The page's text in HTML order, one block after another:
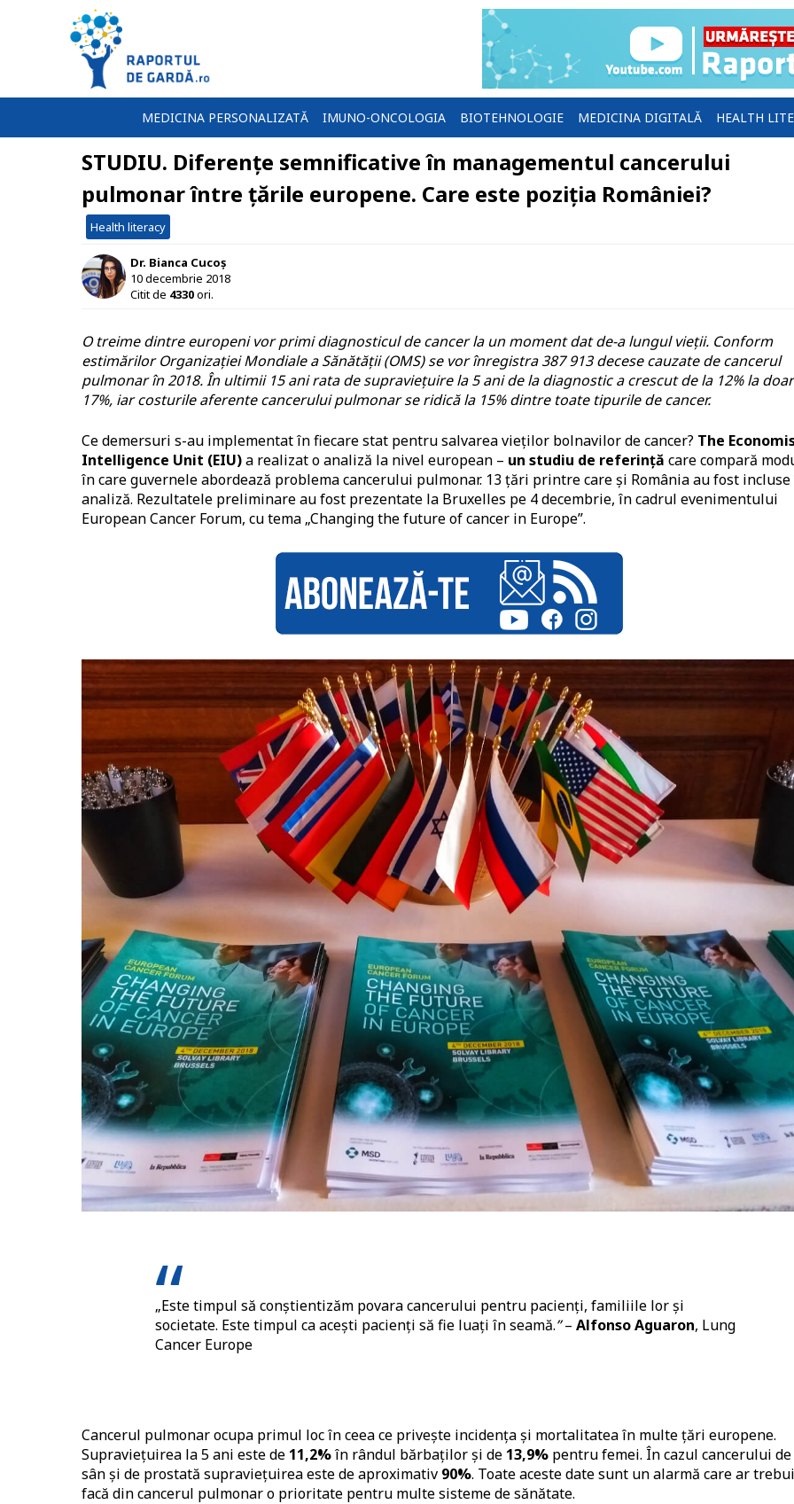
MEDICINA PERSONALIZATĂ IMUNO-ONCOLOGIA BIOTEHNOLOGIE MEDICINA DIGITALĂ HEALTH
STUDIU. Diferențe semnificative în managementul cancerului
pulmonar între țările europene. Care este poziția României?
Health literacy
Dr. Bianca Cucoș
10 decembrie 2018
Citit de 4330ori.
O treime dintre europeni vor primi diagnosticul de cancer la un moment dat de-a lungul vieții. Conform
estimărilor Organizației Mondiale a Sănătății (OMS) se vor înregistra 387 913 decese cauzate de cancerul
pulmonar în 2018. În ultimii 15 ani rata de supraviețuire la 5 ani de la diagnostic a crescut de la 12% la doar
17%, iar costurile aferente cancerului pulmonar se ridică la 15% dintre toate tipurile de cancer.
Ce demersuri s-au implementat în fiecare stat pentru salvarea vieților bolnavilor de cancer? The
Intelligence Unit (EIU)a realizat o analiză la nivel european – un studiu de referință care compară
în care guvernele abordează problema cancerului pulmonar. 13 țări printre care și România au fost
analiză. Rezultatele preliminare au fost prezentate la Bruxelles pe 4 decembrie, în cadrul evenimentului
European Cancer Forum, cu tema „Changing the future of cancer in Europe”.
„Este timpul să conștientizăm povara cancerului pentru pacienți, familiile lor și
societate. Este timpul ca acești pacienți să fie luați în seamă.”– Alfonso Aguaron, Lung
Cancer Europe
Cancerul pulmonar ocupa primul loc în ceea ce privește incidența și mortalitatea în multe țări europene.
Supraviețuirea la 5 ani este de 11,2%în rândul bărbaților și de 13,9% pentru femei. În cazul cancerului de
sân și de prostată supraviețuirea este de aproximativ 90%. Toate aceste date sunt un alarmă care ar
facă din cancerul pulmonar o prioritate pentru multe sisteme de sănătate.